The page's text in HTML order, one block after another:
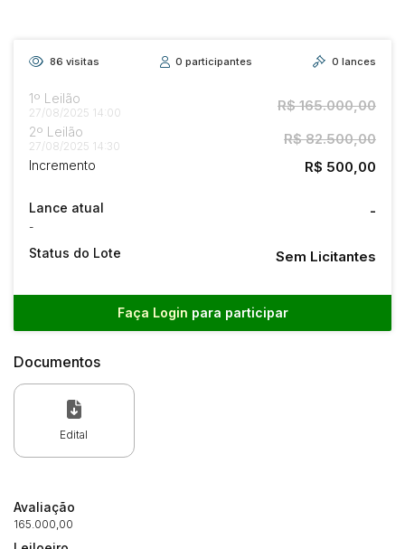
86 visitas 0participantes 0 lances
1º Leilão
27/08/2025 14:00 R$ 165.000,00
2º Leilão
27/08/2025 14:30 R$ 82.500,00
Incremento R$ 500,00
Lance atual
-
-
Status do Lote Sem Licitantes
Faça Login para participar
Documentos
Edital
Avaliação
165.000,00